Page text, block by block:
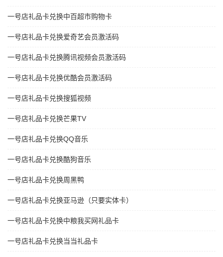
一号店礼品卡兑换中百超市购物卡
一号店礼品卡兑换爱奇艺会员激活码
一号店礼品卡兑换腾讯视频会员激活码
一号店礼品卡兑换优酷会员激活码
一号店礼品卡兑换搜狐视频
一号店礼品卡兑换芒果TV
一号店礼品卡兑换QQ音乐
一号店礼品卡兑换酷狗音乐
一号店礼品卡兑换周黑鸭
一号店礼品卡兑换亚马逊（只要实体卡）
一号店礼品卡兑换中粮我买网礼品卡
一号店礼品卡兑换当当礼品卡